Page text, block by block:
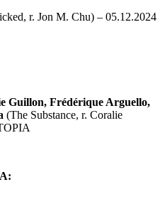
r. Jon M. Chu) – 05.12.2024
Guillon, Frédérique Arguello,
(The Substance, r. Coralie